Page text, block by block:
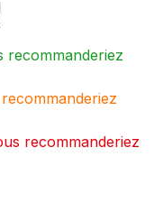
recommanderiez
recommanderiez